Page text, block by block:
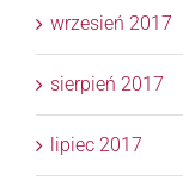
wrzesień 2017
sierpień 2017
lipiec 2017